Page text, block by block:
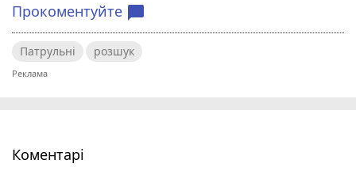
Прокоментуйте chat_bubble
Патрульні розшук
Коментарі